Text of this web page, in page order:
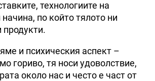
технологиите на
по който тялото ни
продукти.
и психическия аспект –
гориво, тя носи удоволствие,
около нас и често е част от